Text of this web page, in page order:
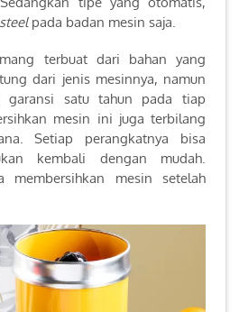
pada badan mesin saja.
terbuat dari bahan yang
dari jenis mesinnya, namun
garansi satu tahun pada tiap
mesin ini juga terbilang
Setiap perangkatnya bisa
kembali dengan mudah.
membersihkan mesin setelah